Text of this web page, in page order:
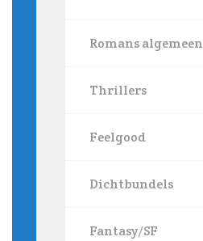
Romans algemeen
Thrillers
Feelgood
Dichtbundels
Fantasy/SF